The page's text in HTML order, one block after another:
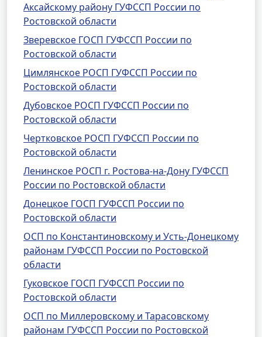
Аксайскому району ГУФССП России по
Ростовской области
Зверевское ГОСП ГУФССП России по
Ростовской области
Цимлянское РОСП ГУФССП России по
Ростовской области
Дубовское РОСП ГУФССП России по
Ростовской области
Чертковское РОСП ГУФССП России по
Ростовской области
Ленинское РОСП г. Ростова-на-Дону ГУФССП
России по Ростовской области
Донецкое ГОСП ГУФССП России по
Ростовской области
ОСП по Константиновскому и Усть-Донецкому
районам ГУФССП России по Ростовской
области
Гуковское ГОСП ГУФССП России по
Ростовской области
ОСП по Миллеровскому и Тарасовскому
районам ГУФССП России по Ростовской